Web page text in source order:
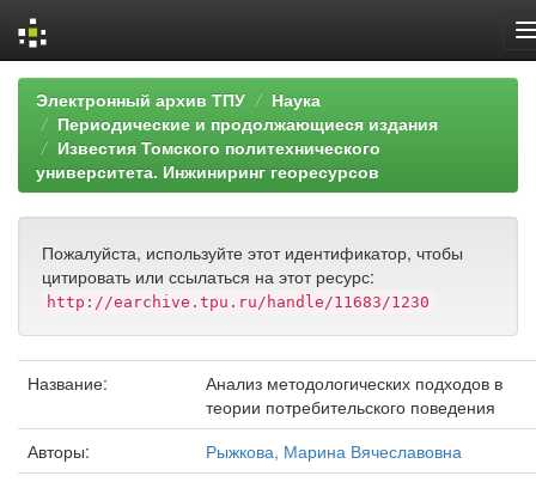
Skip
navigation
Электронный архив ТПУ
Наука
Периодические и продолжающиеся издания
Известия Томского политехнического
университета. Инжиниринг георесурсов
Пожалуйста, используйте этот идентификатор, чтобы
цитировать или ссылаться на этот ресурс:
http://earchive.tpu.ru/handle/11683/1230
Название:
Анализ методологических подходов в
теории потребительского поведения
Авторы:
Рыжкова, Марина Вячеславовна